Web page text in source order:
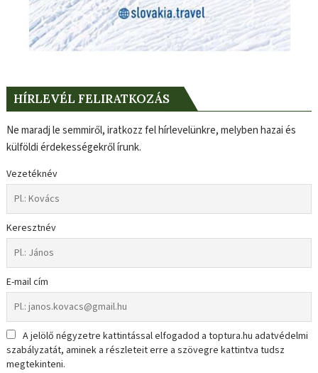
HÍRLEVÉL FELIRATKOZÁS
Ne maradj le semmiről, iratkozz fel hírlevelünkre, melyben hazai és
külföldi érdekességekről írunk.
Vezetéknév
Keresztnév
E-mail cím
A jelölő négyzetre kattintással elfogadod a toptura.hu adatvédelmi
szabályzatát, aminek a részleteit erre a szövegre kattintva tudsz
megtekinteni.